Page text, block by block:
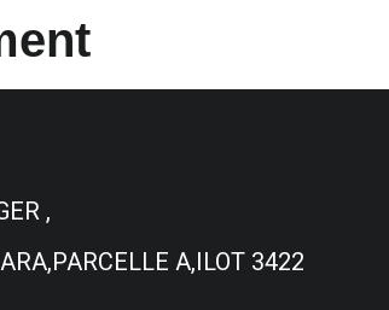
,
A,ILOT 3422